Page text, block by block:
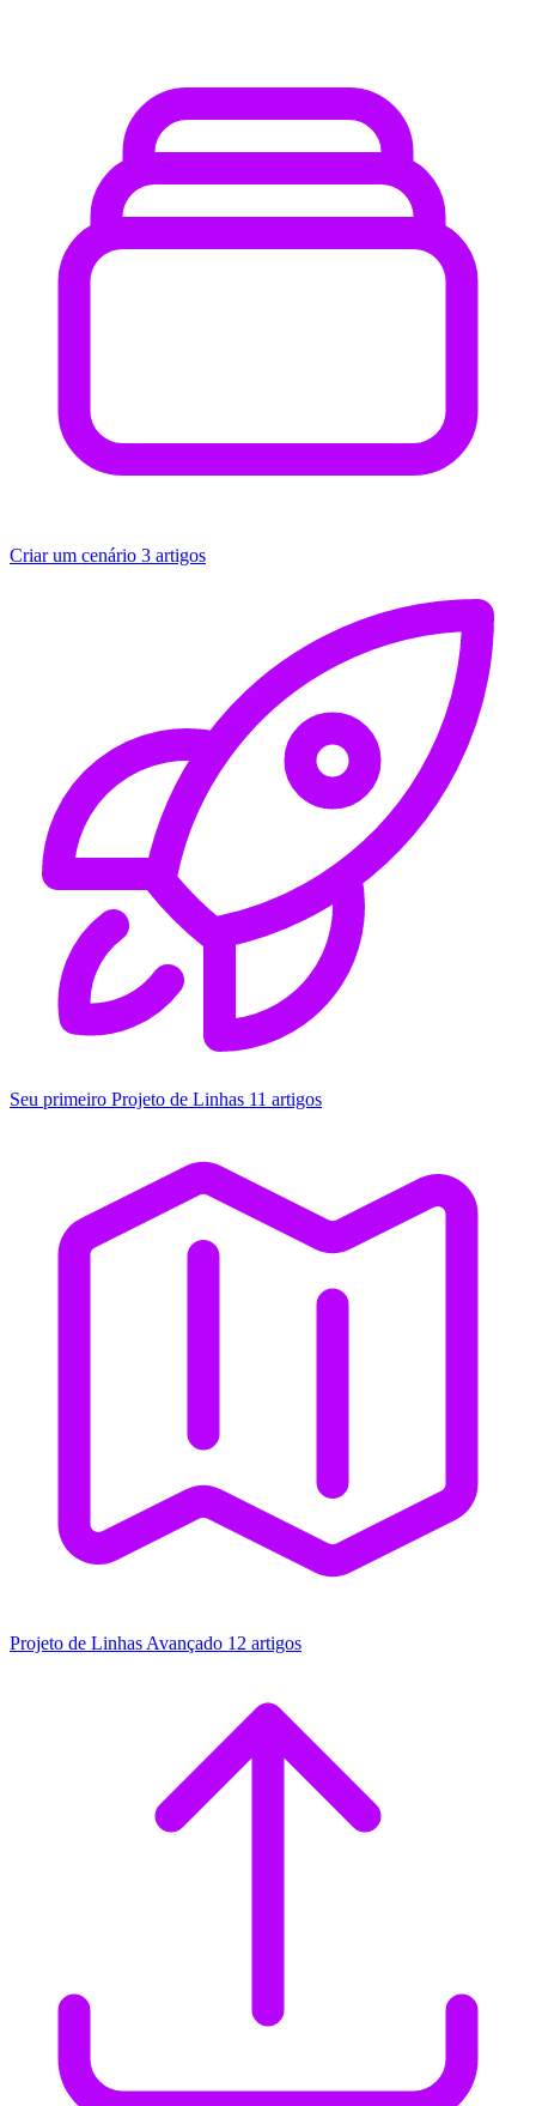
Criar um cenário 3 artigos
Seu primeiro Projeto de Linhas 11 artigos
Projeto de Linhas Avançado 12 artigos